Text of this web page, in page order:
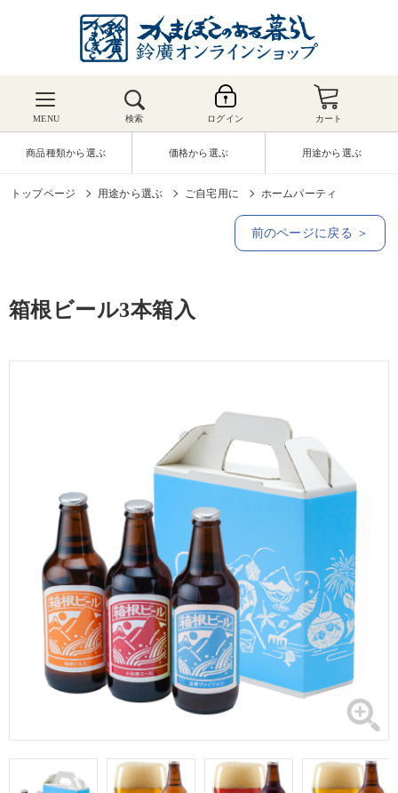
MENU 検索 ログイン カート
商品種類から選ぶ 価格から選ぶ 用途から選ぶ
トップページ 用途から選ぶ ご自宅用に ホームパーティ
前のページに戻る ＞
箱根ビール3本箱入